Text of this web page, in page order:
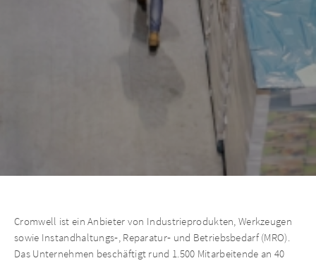
Cromwell ist ein Anbieter von Industrieprodukten, Werkzeugen
sowie Instandhaltungs‑, Reparatur‑ und Betriebsbedarf (MRO).
Das Unternehmen beschäftigt rund 1.500 Mitarbeitende an 40